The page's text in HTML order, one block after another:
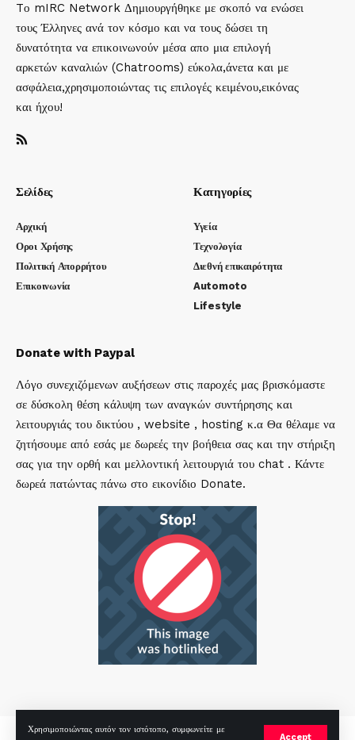
Χρησιμοποιώντας αυτόν τον ιστότοπο, συμφωνείτε με
Accept
Tο mIRC Network Δημιουργήθηκε με σκοπό να ενώσει
τους Έλληνες ανά τον κόσμο και να τους δώσει τη
δυνατότητα να επικοινωνούν μέσα απο μια επιλογή
αρκετών καναλιών (Chatrooms) εύκολα,άνετα και με
ασφάλεια,χρησιμοποιώντας τις επιλογές κειμένου,εικόνας
και ήχου!
Σελίδες
Αρχική
Οροι Χρήσης
Πολιτική Απορρήτου
Επικοινωνία
Κατηγορίες
Υγεία
Τεχνολογία
Διεθνή επικαιρότητα
Automoto
Lifestyle
Donate with Paypal
Λόγο συνεχιζόμενων αυξήσεων στις παροχές μας βρισκόμαστε
σε δύσκολη θέση κάλυψη των αναγκών συντήρησης και
λειτουργιάς του δικτύου , website , hosting κ.α Θα θέλαμε να
ζητήσουμε από εσάς με δωρεές την βοήθεια σας και την στήριξη
σας για την ορθή και μελλοντική λειτουργιά του chat . Κάντε
δωρεά πατώντας πάνω στο εικονίδιο Donate.
mirc.gr 2023 Copyright %year%, All Rights Reserved |bySp